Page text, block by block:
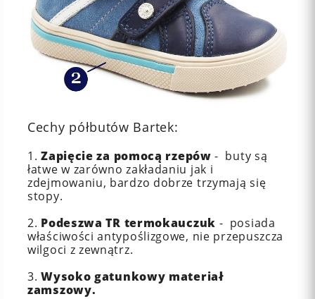
Cechy półbutów Bartek:
1.Zapięcie za pomocą rzepów - buty są
łatwe w zarówno zakładaniu jak i
zdejmowaniu, bardzo dobrze trzymają się
stopy.
2. Podeszwa TR termokauczuk - posiada
właściwości antypoślizgowe, nie przepuszcza
wilgoci z zewnątrz.
3.Wysoko gatunkowy materiał
zamszowy.